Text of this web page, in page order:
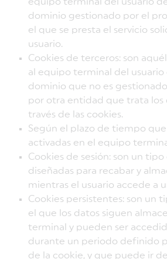
dominio gestionado por el
el que se presta el servicio
usuario.
Cookies de terceros: son
al equipo terminal del
dominio que no es
por otra entidad que trata los
través de las cookies.
Según el plazo de tiempo
activadas en el equipo
Cookies de sesión: son un
diseñadas para recabar y
mientras el usuario accede a
Cookies persistentes: son un
el que los datos siguen
terminal y pueden ser
durante un periodo definido
de la cookie, y que puede ir